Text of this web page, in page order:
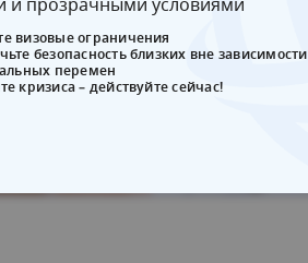
и прозрачными условиями
визовые ограничения
безопасность близких вне зависимости
перемен
кризиса – действуйте сейчас!